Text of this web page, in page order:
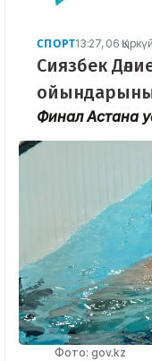
СПОРТ13:27, 06
Сиязбек
Финал Астана
Фото: gov.kz